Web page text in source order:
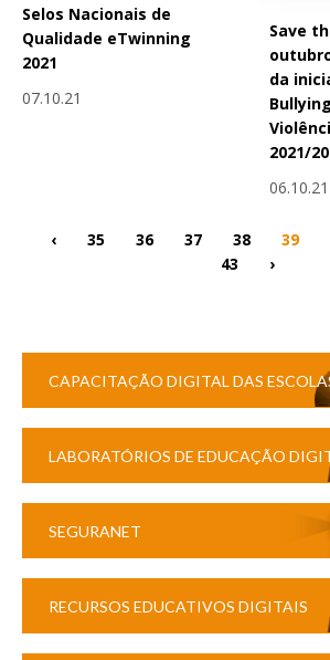
Selos Nacionais de
Qualidade eTwinning
2021
07.10.21
Save
da
2021/
06.10.21
‹ 35 36 37 38 39
43
›
CAPACITAÇÃO DIGITAL DAS
LABORATÓRIOS DE EDUCAÇÃO
SEGURANET
RECURSOS EDUCATIVOS DIGITAIS